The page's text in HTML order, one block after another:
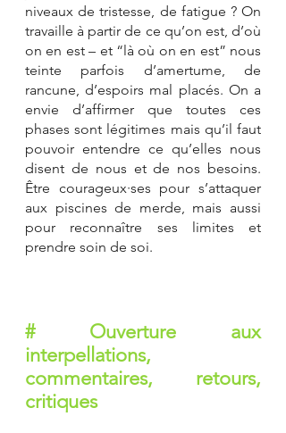
niveaux de tristesse, de fatigue ? On
travaille à partir de ce qu’on est, d’où
on en est – et “là où on en est” nous
teinte parfois d’amertume, de
rancune, d’espoirs mal placés. On a
envie d’affirmer que toutes ces
phases sont légitimes mais qu’il faut
pouvoir entendre ce qu’elles nous
disent de nous et de nos besoins.
Être courageux·ses pour s’attaquer
aux piscines de merde, mais aussi
pour reconnaître ses limites et
prendre soin de soi.
# Ouverture aux
interpellations,
commentaires, retours,
critiques